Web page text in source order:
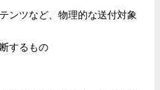
ンツなど、物理的な送付対象
するもの